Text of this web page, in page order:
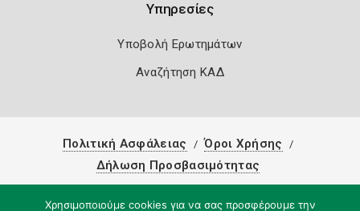
Υπηρεσίες
Υποβολή Ερωτημάτων
Αναζήτηση ΚΑΔ
Πολιτική Ασφάλειας
Όροι Χρήσης
Δήλωση Προσβασιμότητας
Χρησιμοποιούμε cookies για να σας προσφέρουμε την